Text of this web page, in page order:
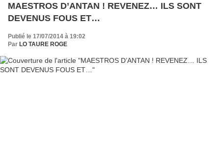
MAESTROS D’ANTAN ! REVENEZ… ILS SONT
DEVENUS FOUS ET…
Publié le 17/07/2014 à 19:02
Par LO TAURE ROGE